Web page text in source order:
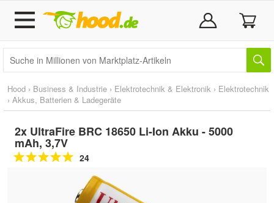
Hood › Business & Industrie › Elektrotechnik & Elektronik › Elektrotechnik
› Akkus, Batterien & Ladegeräte
2x UltraFire BRC 18650 Li-Ion Akku - 5000
mAh, 3,7V
24